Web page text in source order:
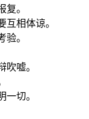
复。
互相体谅。
验。
吹嘘。
一切。